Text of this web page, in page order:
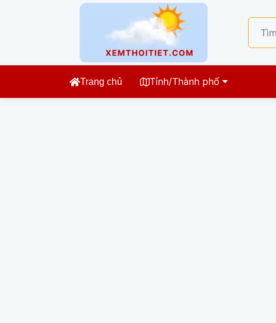
Trang chủ Tỉnh/Thành phố